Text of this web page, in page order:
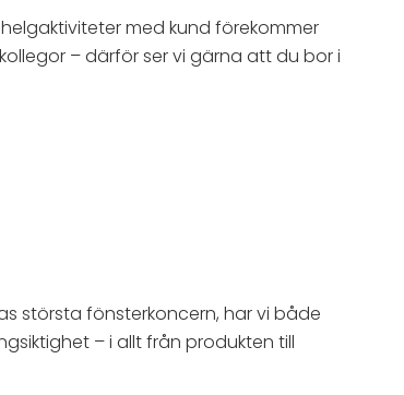
med kund förekommer
– därför ser vi gärna att du bor i
största fönsterkoncern, har vi både
– i allt från produkten till